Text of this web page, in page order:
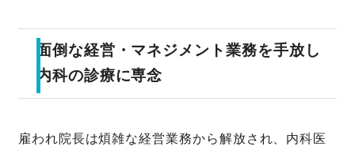
面倒な経営・マネジメント業務を手放し
内科の診療に専念
雇われ院長は煩雑な経営業務から解放され、内科医